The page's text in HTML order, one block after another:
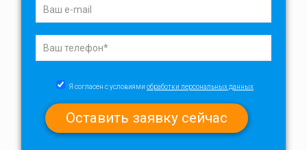
Я согласен с условиями обработки персональных данных